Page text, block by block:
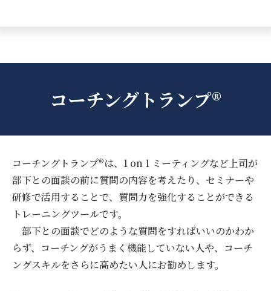
コーチングトランプ®
コーチングトランプ®は、1 on 1 ミーティングなど上司が
部下との面談の前に質問の内容を考えたり、セミナーや
研修で活用することで、質問力を強化することができる
トレーニングツールです。
部下との面談でどのような質問をすればいいのかわか
らず、コーチングがうまく機能していない人や、コーチ
ングスキルをさらに高めたい人にお勧めします。